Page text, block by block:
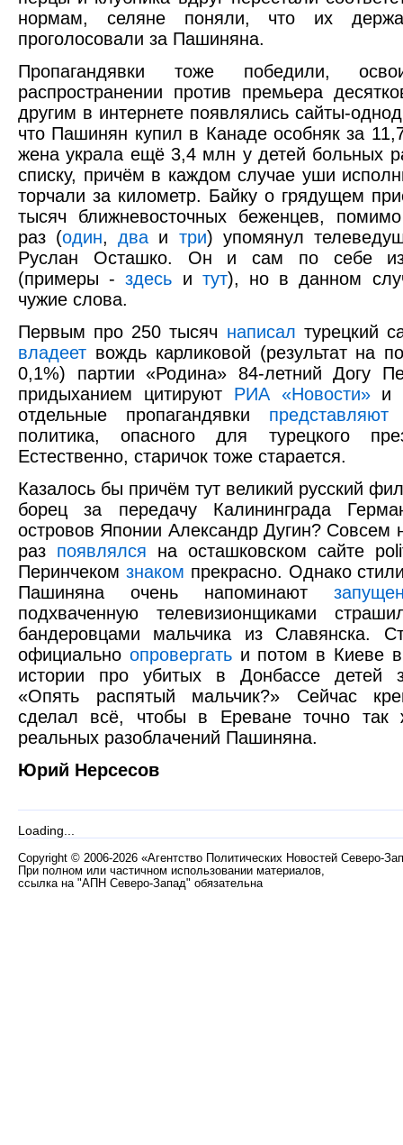
нормам, селяне поняли, что их
проголосовали за Пашиняна.
Пропагандявки тоже победили,
распространении против премьера
другим в интернете появлялись сайты-
что Пашинян купил в Канаде особняк за
жена украла ещё 3,4 млн у детей больных
списку, причём в каждом случае уши
торчали за километр. Байку о грядущем
тысяч ближневосточных беженцев,
раз (один,два и три) упомянул
Руслан Осташко. Он и сам по себе
(примеры -здесь и тут), но в данном
чужие слова.
Первым про 250 тысяч написал турецкий
владеет вождь карликовой (результат на
0,1%) партии «Родина» 84-летний Догу
придыханием цитируют РИА «Новости»и
отдельные пропагандявки представляют
политика, опасного для турецкого
Естественно, старичок тоже старается.
Казалось бы причём тут великий русский
борец за передачу Калининграда
островов Японии Александр Дугин? Совсем
раз появлялся на осташковском сайте
Перинчеком знаком прекрасно. Однако
Пашиняна очень напоминают
подхваченную телевизионщиками
бандеровцами мальчика из Славянска.
официально опровергатьи потом в Киеве в
истории про убитых в Донбассе детей
«Опять распятый мальчик?» Сейчас
сделал всё, чтобы в Ереване точно так
реальных разоблачений Пашиняна.
Юрий Нерсесов
Loading...
Copyright © 2006-2026 «Агентство Политических Новостей Северо-
При полном или частичном использовании материалов,
ссылка на "АПН Северо-Запад" обязательна